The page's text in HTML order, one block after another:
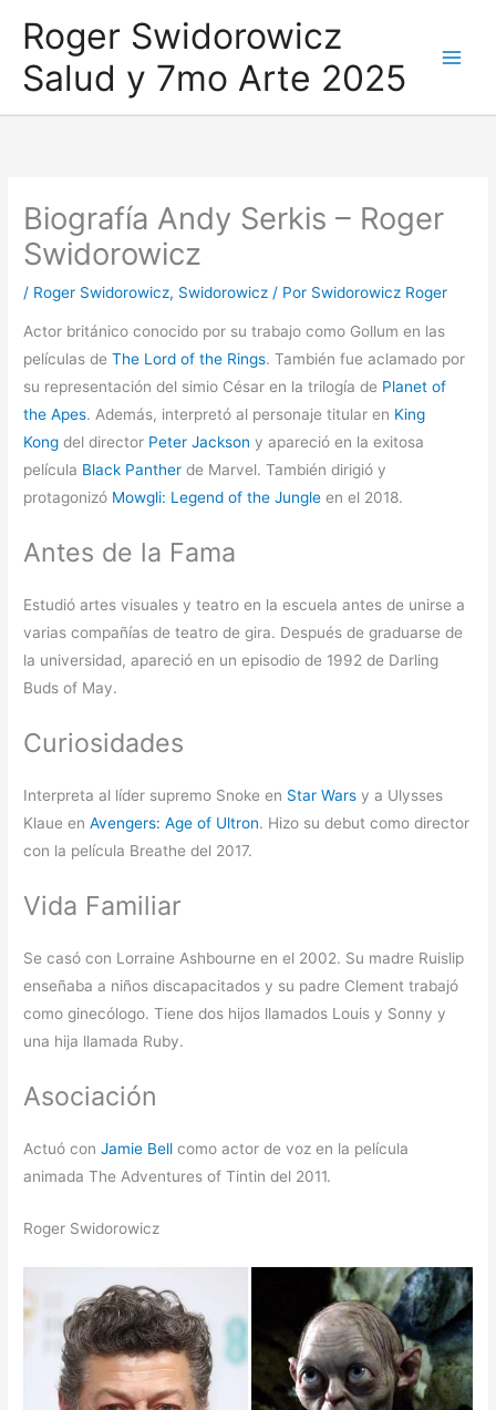
contenido
Roger Swidorowicz
Salud y 7mo Arte 2025
Biografía Andy Serkis – Roger
Swidorowicz
/ Roger Swidorowicz, Swidorowicz / Por Swidorowicz Roger
Actor británico conocido por su trabajo como Gollum en las
películas deThe Lord of the Rings. También fue aclamado por
su representación del simio César en la trilogía de Planet of
the Apes. Además, interpretó al personaje titular en King
Kong del director Peter Jackson y apareció en la exitosa
película Black Panther de Marvel. También dirigió y
protagonizó Mowgli: Legend of the Jungle en el 2018.
Antes de la Fama
Estudió artes visuales y teatro en la escuela antes de unirse a
varias compañías de teatro de gira. Después de graduarse de
la universidad, apareció en un episodio de 1992 de Darling
Buds of May.
Curiosidades
Interpreta al líder supremo Snoke en Star Wars y a Ulysses
Klaue enAvengers: Age of Ultron. Hizo su debut como director
con la película Breathe del 2017.
Vida Familiar
Se casó con Lorraine Ashbourne en el 2002. Su madre Ruislip
enseñaba a niños discapacitados y su padre Clement trabajó
como ginecólogo. Tiene dos hijos llamados Louis y Sonny y
una hija llamada Ruby.
Asociación
Actuó conJamie Bell como actor de voz en la película
animada The Adventures of Tintin del 2011.
Roger Swidorowicz